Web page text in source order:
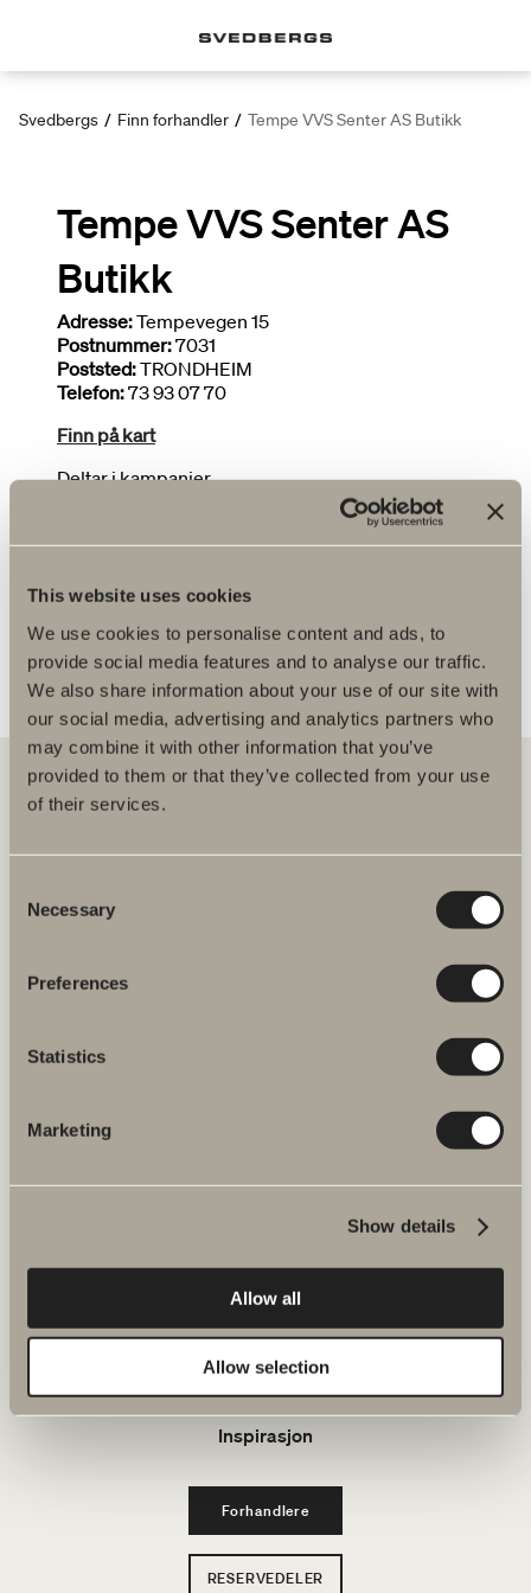
This website uses cookies
We use cookies to personalise content and ads, to
provide social media features and to analyse our traffic.
We also share information about your use of our site with
our social media, advertising and analytics partners who
may combine it with other information that you’ve
provided to them or that they’ve collected from your use
of their services.
Selection
Necessary
Preferences
Statistics
Marketing
Show details
Allow all
Allow selection
Svedbergs / Finn forhandler / Tempe VVS Senter AS Butikk
Tempe VVS Senter AS
Butikk
Adresse:Tempevegen 15
Postnummer:7031
Poststed:TRONDHEIM
Telefon:73 93 07 70
Finn på kart
Deltar i kampanjer
servanter og blandebatterier til dusjer, badekar, håndkletørkere og
SE 514 60 Dalstorp, Sverige
E-post: kundeservice@svedbergs.no
Serier
Tegneverktøy
Bærekraft
Inspirasjon
Forhandlere
RESERVEDELER